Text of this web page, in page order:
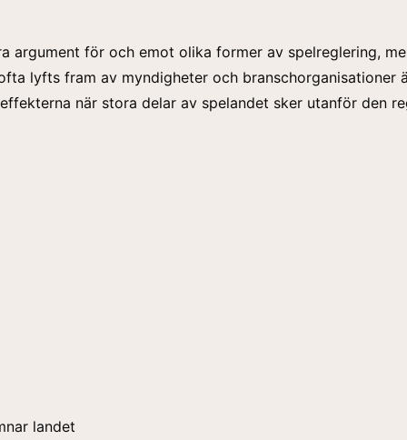
argument för och emot olika former av spelreglering,
lyfts fram av myndigheter och branschorganisationer
när stora delar av spelandet sker utanför den
landet